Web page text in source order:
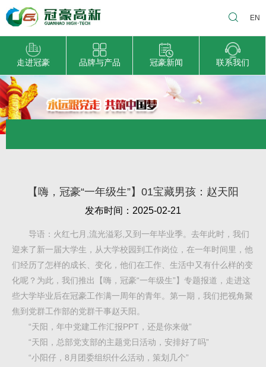
EN
走进冠豪 品牌与产品 冠豪新闻 联系我们
【嗨，冠豪“一年级生”】01宝藏男孩：赵天阳
发布时间：2025-02-21
导语：火红七月,流光溢彩,又到一年毕业季。去年此时，我们
迎来了新一届大学生，从大学校园到工作岗位，在一年时间里，他
们经历了怎样的成长、变化，他们在工作、生活中又有什么样的变
化呢？为此，我们推出【嗨，冠豪“一年级生”】专题报道，走进这
些大学毕业后在冠豪工作满一周年的青年。第一期，我们把视角聚
焦到党群工作部的党群干事赵天阳。
“天阳，年中党建工作汇报PPT，还是你来做”
“天阳，总部党支部的主题党日活动，安排好了吗”
“小阳仔，8月团委组织什么活动，策划几个”